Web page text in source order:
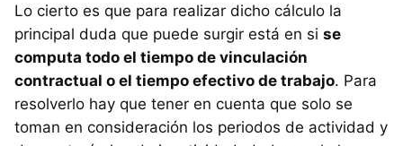
Lo cierto es que para realizar dicho cálculo la
principal duda que puede surgir está en si se
computa todo el tiempo de vinculación
contractual o el tiempo efectivo de trabajo. Para
resolverlo hay que tener en cuenta que solo se
toman en consideración los periodos de actividad y